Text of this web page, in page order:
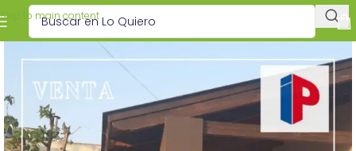
Skip to main content